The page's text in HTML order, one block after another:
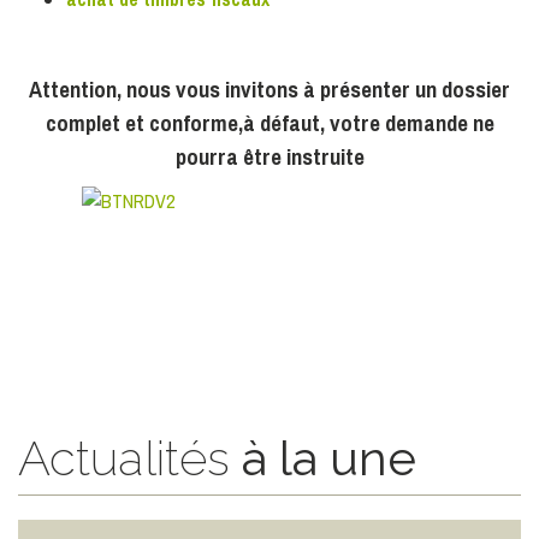
Attention, nous vous invitons à présenter un dossier
complet et conforme,à défaut, votre demande ne
pourra être instruite
Actualités à la une
Le plan canicule